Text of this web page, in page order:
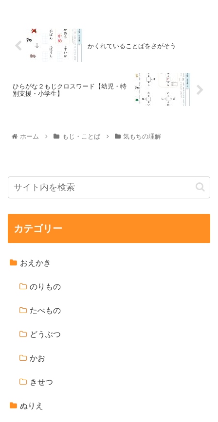
かくれていることばをさがそう
ひらがな２もじクロスワード【幼児・特
別支援・小学生】
ホーム もじ・ことば 気もちの理解
カテゴリー
おえかき
のりもの
たべもの
どうぶつ
かお
きせつ
ぬりえ